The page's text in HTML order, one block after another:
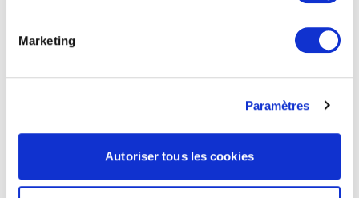
Marketing
Paramètres
Autoriser tous les cookies